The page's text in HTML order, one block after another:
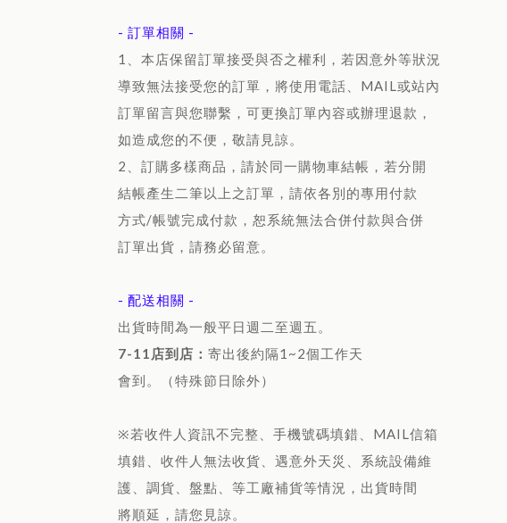
- 訂單相關 -
1、本店保留訂單接受與否之權利，若因意外等狀況
導致無法接受您的訂單，將使用電話、MAIL或站內
訂單留言與您聯繫，可更換訂單內容或辦理退款，
如造成您的不便，敬請見諒。
2、訂購多樣商品，請於同一購物車結帳，若分開
結帳產生二筆以上之訂單，請依各別的專用付款
方式/帳號完成付款，恕系統無法合併付款與合併
訂單出貨，請務必留意。
- 配送相關 -
出貨時間為一般平日週二至週五。
7-11店到店： 寄出後約隔1~2個工作天
會到。（特殊節日除外）
※若收件人資訊不完整、手機號碼填錯、MAIL信箱
填錯、收件人無法收貨、遇意外天災、系統設備維
護、調貨、盤點、等工廠補貨等情況，出貨時間
將順延，請您見諒。